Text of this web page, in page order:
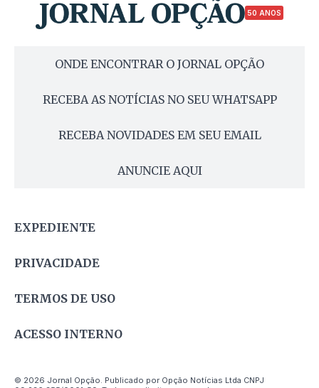
50 ANOS
ONDE ENCONTRAR O JORNAL OPÇÃO
RECEBA AS NOTÍCIAS NO SEU WHATSAPP
RECEBA NOVIDADES EM SEU EMAIL
ANUNCIE AQUI
EXPEDIENTE
PRIVACIDADE
TERMOS DE USO
ACESSO INTERNO
© 2026 Jornal Opção. Publicado por Opção Notícias Ltda CNPJ